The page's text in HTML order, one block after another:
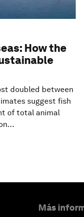
How the
doubled between
suggest fish
of total animal
Más